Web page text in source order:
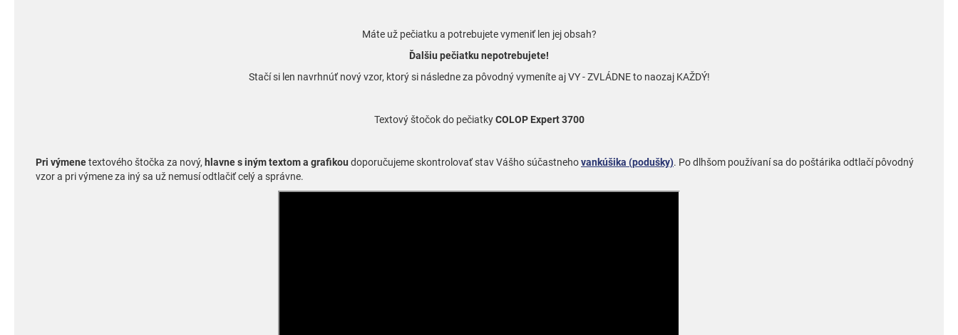
Máte už pečiatku a potrebujete vymeniť len jej obsah?
Ďalšiu pečiatku nepotrebujete!
Stačí si len navrhnúť nový vzor, ktorý si následne za pôvodný vymeníte aj VY - ZVLÁDNE to naozaj KAŽDÝ!
Textový štočok do pečiatkyCOLOP Expert 3700
Pri výmenetextového štočka za nový, hlavne s iným textom a grafikou doporučujeme skontrolovať stav Vášho súčastnehovankúšika (podušky). Po dlhšom používaní sa do poštárika odtlačí pôvodný
vzor a pri výmene za iný sa už nemusí odtlačiť celý a správne.